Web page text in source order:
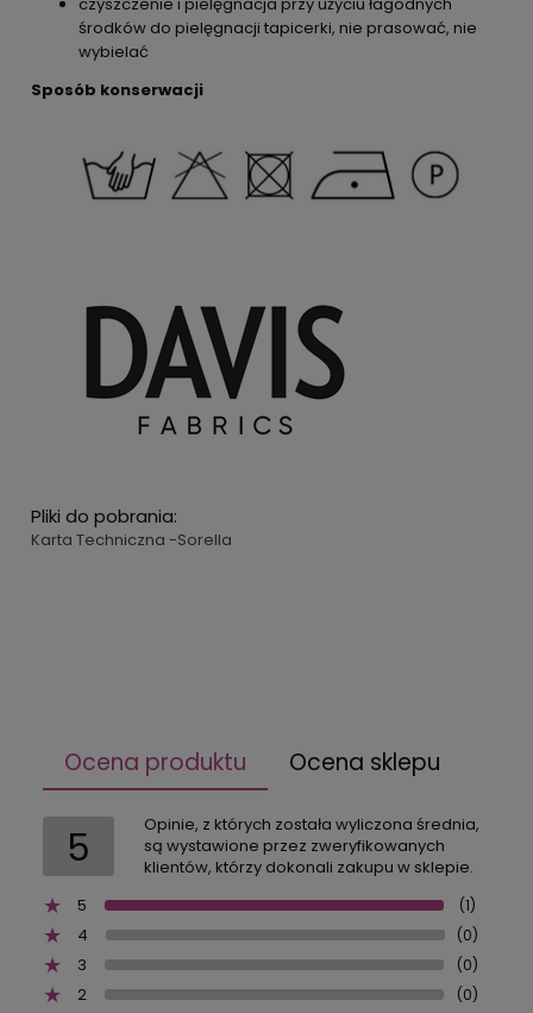
środków do pielęgnacji tapicerki, nie prasować, nie
wybielać
Sposób konserwacji
Pliki do pobrania:
Karta Techniczna -Sorella
Ocena produktu Ocena sklepu
5
Opinie, z których została wyliczona średnia,
są wystawione przez zweryfikowanych
klientów, którzy dokonali zakupu w sklepie.
5
(1)
4 (0)
3 (0)
2 (0)